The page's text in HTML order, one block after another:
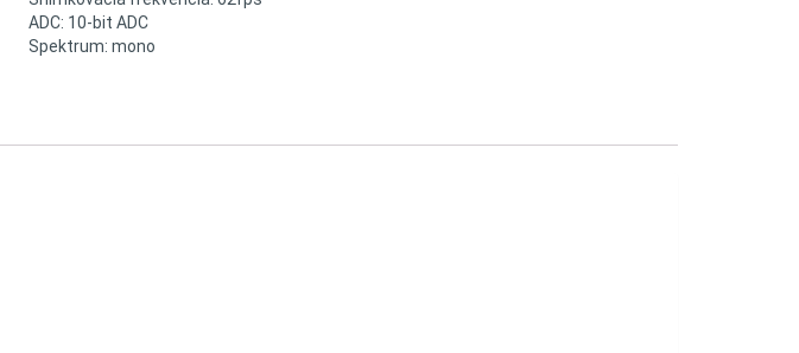
ADC: 10-bit ADC
Spektrum: mono